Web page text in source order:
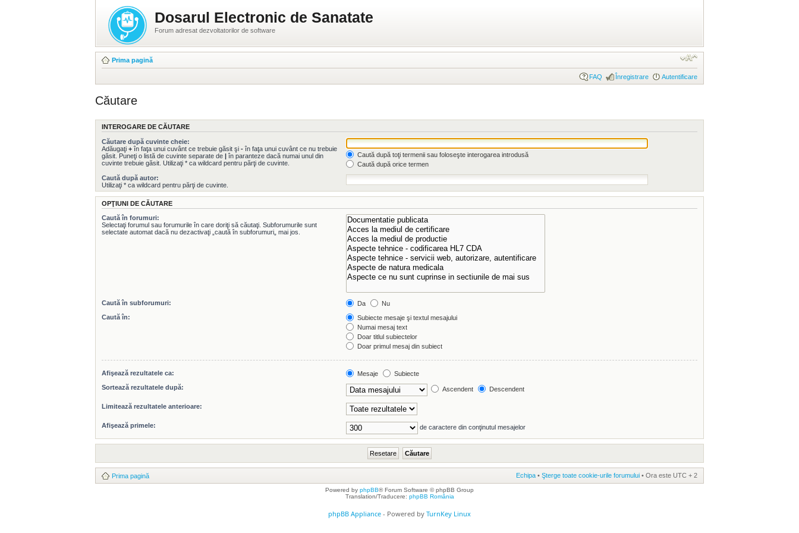
Dosarul Electronic de Sanatate
Forum adresat dezvoltatorilor de software
Prima pagină
FAQ Înregistrare Autentificare
Căutare
INTEROGARE DE CĂUTARE
Căutare după cuvinte cheie:
Adăugaţi + în faţa unui cuvânt ce trebuie găsit şi - în faţa unui cuvânt ce nu trebuie
găsit. Puneţi o listă de cuvinte separate de | în paranteze dacă numai unul din
cuvinte trebuie găsit. Utilizaţi * ca wildcard pentru părţi de cuvinte.
Caută după toţi termenii sau foloseşte interogarea introdusă
Caută după orice termen
Caută după autor:
Utilizaţi * ca wildcard pentru părţi de cuvinte.
OPŢIUNI DE CĂUTARE
Caută în forumuri:
Selectaţi forumul sau forumurile în care doriţi să căutaţi. Subforumurile sunt
selectate automat dacă nu dezactivaţi „caută în subforumuri„ mai jos.
Caută în subforumuri: Da
Nu
Caută în:
Subiecte mesaje şi textul mesajului
Numai mesaj text
Doar titlul subiectelor
Doar primul mesaj din subiect
Afişează rezultatele ca: Mesaje
Subiecte
Sortează rezultatele după:
Ascendent Descendent
Limitează rezultatele anterioare:
Afişează primele: de caractere din conţinutul mesajelor
Prima pagină Echipa • Şterge toate cookie-urile forumului • Ora este UTC + 2
Powered by phpBB® Forum Software © phpBB Group
Translation/Traducere: phpBB România
phpBB Appliance - Powered by TurnKey Linux